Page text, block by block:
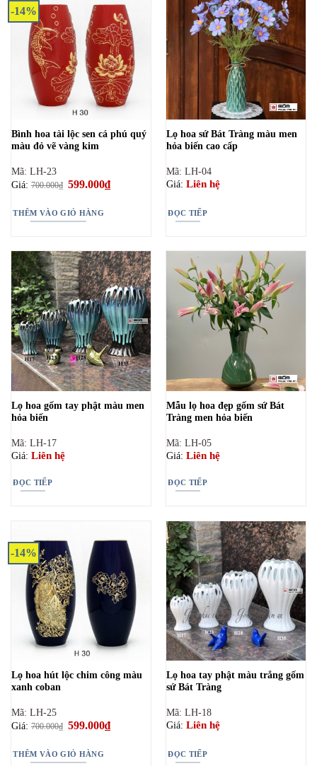
-14%
Bình hoa tài lộc sen cá phú quý
màu đỏ vẽ vàng kim
Mã: LH-23
Giá:700.000₫ Giá
700.000₫.
599.000₫Giá
hiện
THÊM VÀO GIỎ HÀNG
Lọ hoa sứ Bát Tràng màu men
hỏa biến cao cấp
Mã: LH-04
Giá: Liên hệ
ĐỌC TIẾP
Lọ hoa gốm tay phật màu men
hỏa biến
Mã: LH-17
Giá: Liên hệ
ĐỌC TIẾP
Mẫu lọ hoa đẹp gốm sứ Bát
Tràng men hỏa biến
Mã: LH-05
Giá: Liên hệ
ĐỌC TIẾP
-14%
Lọ hoa hút lộc chim công màu
xanh coban
Mã: LH-25
Giá:700.000₫ Giá
700.000₫.
599.000₫Giá
hiện
THÊM VÀO GIỎ HÀNG
Lọ hoa tay phật màu trắng gốm
sứ Bát Tràng
Mã: LH-18
Giá: Liên hệ
ĐỌC TIẾP